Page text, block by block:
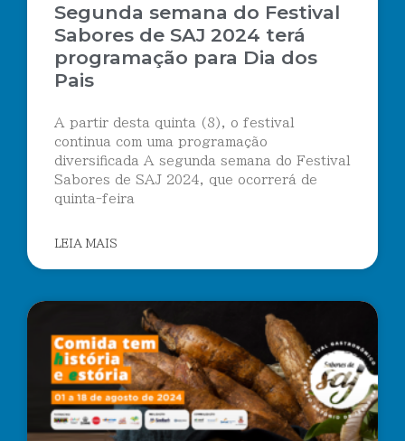
Segunda semana do Festival
Sabores de SAJ 2024 terá
programação para Dia dos
Pais
A partir desta quinta (8), o festival
continua com uma programação
diversificada A segunda semana do Festival
Sabores de SAJ 2024, que ocorrerá de
quinta-feira
LEIA MAIS